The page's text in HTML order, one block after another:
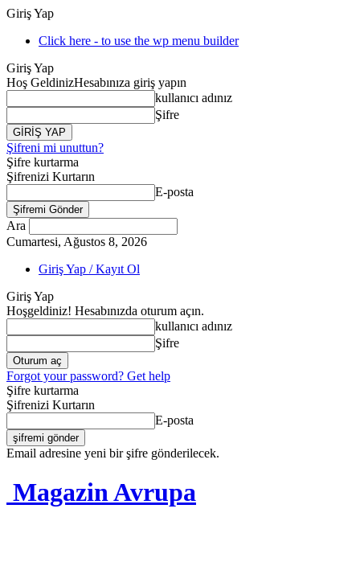
Giriş Yap
Click here - to use the wp menu builder
Giriş Yap
Hoş GeldinizHesabınıza giriş yapın
kullanıcı adınız
Şifre
Şifreni mi unuttun?
Şifre kurtarma
Şifrenizi Kurtarın
E-posta
Ara
Cumartesi, Ağustos 8, 2026
Giriş Yap / Kayıt Ol
Giriş Yap
Hoşgeldiniz! Hesabınızda oturum açın.
kullanıcı adınız
Şifre
Forgot your password? Get help
Şifre kurtarma
Şifrenizi Kurtarın
E-posta
Email adresine yeni bir şifre gönderilecek.
Magazin Avrupa